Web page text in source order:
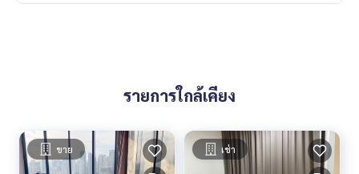
รายการใกล้เคียง
ขาย เช่า